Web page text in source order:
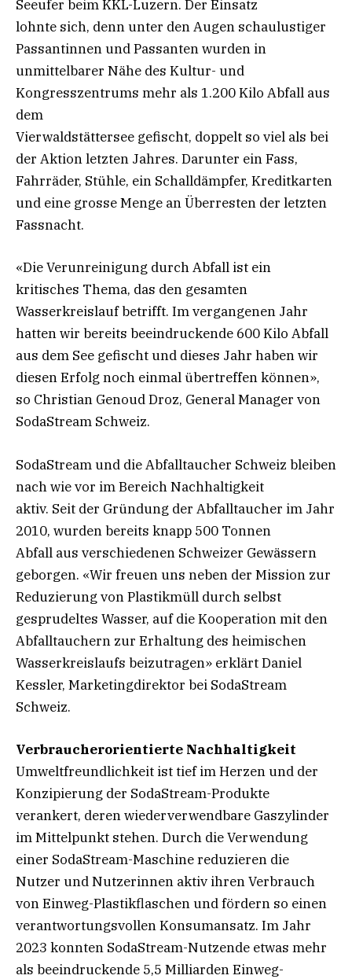
Seeufer beim KKL-Luzern. Der Einsatz
lohnte sich, denn unter den Augen schaulustiger
Passantinnen und Passanten wurden in
unmittelbarer Nähe des Kultur- und
Kongresszentrums mehr als 1.200 Kilo Abfall aus
dem
Vierwaldstättersee gefischt, doppelt so viel als bei
der Aktion letzten Jahres. Darunter ein Fass,
Fahrräder, Stühle, ein Schalldämpfer, Kreditkarten
und eine grosse Menge an Überresten der letzten
Fassnacht.
«Die Verunreinigung durch Abfall ist ein
kritisches Thema, das den gesamten
Wasserkreislauf betrifft. Im vergangenen Jahr
hatten wir bereits beeindruckende 600 Kilo Abfall
aus dem See gefischt und dieses Jahr haben wir
diesen Erfolg noch einmal übertreffen können»,
so Christian Genoud Droz, General Manager von
SodaStream Schweiz.
SodaStream und die Abfalltaucher Schweiz bleiben
nach wie vor im Bereich Nachhaltigkeit
aktiv. Seit der Gründung der Abfalltaucher im Jahr
2010, wurden bereits knapp 500 Tonnen
Abfall aus verschiedenen Schweizer Gewässern
geborgen. «Wir freuen uns neben der Mission zur
Reduzierung von Plastikmüll durch selbst
gesprudeltes Wasser, auf die Kooperation mit den
Abfalltauchern zur Erhaltung des heimischen
Wasserkreislaufs beizutragen» erklärt Daniel
Kessler, Marketingdirektor bei SodaStream
Schweiz.
Verbraucherorientierte Nachhaltigkeit
Umweltfreundlichkeit ist tief im Herzen und der
Konzipierung der SodaStream-Produkte
verankert, deren wiederverwendbare Gaszylinder
im Mittelpunkt stehen. Durch die Verwendung
einer SodaStream-Maschine reduzieren die
Nutzer und Nutzerinnen aktiv ihren Verbrauch
von Einweg-Plastikflaschen und fördern so einen
verantwortungsvollen Konsumansatz. Im Jahr
2023 konnten SodaStream-Nutzende etwas mehr
als beeindruckende 5,5 Milliarden Einweg-